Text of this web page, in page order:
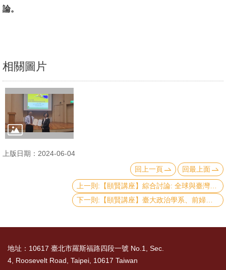
辦
件
心
&
學
資
與
論。
相關圖片
上版日期：2024-06-04
回上一頁
回最上面
上一則:【頤賢講座】綜合討論: 全球與臺灣的所得分配與貧窮問題及對策-2024.05.30
下一則:【頤賢講座】臺大政治學系、前婦女新知基金會董事長黃長玲教授: 「對新政府未來施政的期許」-2024.05.02
地址：10617 臺北市羅斯福路四段一號 No.1, Sec.
4, Roosevelt Road, Taipei, 10617 Taiwan